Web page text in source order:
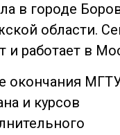
в городе
области.
и работает в
окончания
и курсов